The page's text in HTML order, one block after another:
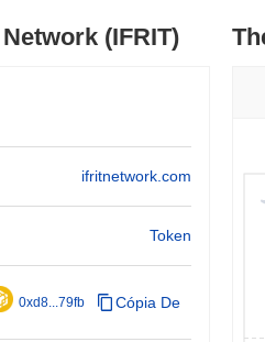
(IFRIT)
ifritnetwork.com
Token
0xd8...79fb Cópia De